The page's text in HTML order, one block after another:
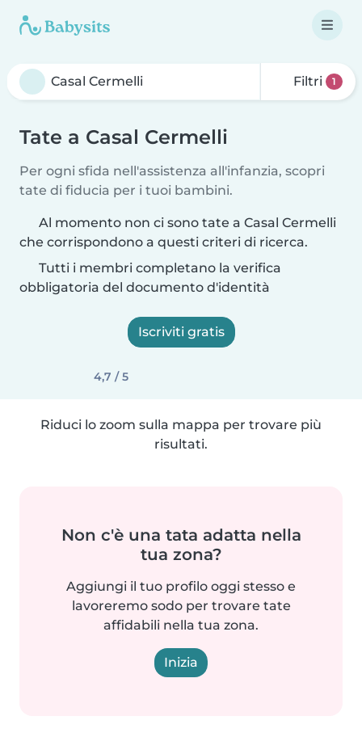
Filtri 1
Tate a Casal Cermelli
Per ogni sfida nell'assistenza all'infanzia, scopri
tate di fiducia per i tuoi bambini.
Al momento non ci sono tate a Casal Cermelli
che corrispondono a questi criteri di ricerca.
Tutti i membri completano la verifica
obbligatoria del documento d'identità
Iscriviti gratis
4,7 / 5
Riduci lo zoom sulla mappa per trovare più
risultati.
Non c'è una tata adatta nella
tua zona?
Aggiungi il tuo profilo oggi stesso e
lavoreremo sodo per trovare tate
affidabili nella tua zona.
Inizia